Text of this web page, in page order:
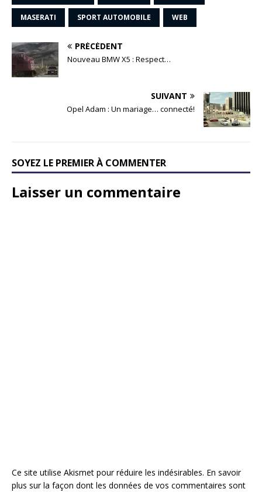
MASERATI SPORT AUTOMOBILE WEB
PRÉCÉDENT
Nouveau BMW X5 : Respect…
SUIVANT
Opel Adam : Un mariage… connecté!
SOYEZ LE PREMIER À COMMENTER
Laisser un commentaire
Ce site utilise Akismet pour réduire les indésirables. En savoir
plus sur la façon dont les données de vos commentaires sont